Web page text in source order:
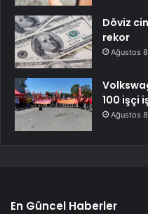
Döviz
rekor
Ağustos
100 işçi
Ağustos
En Güncel Haberler